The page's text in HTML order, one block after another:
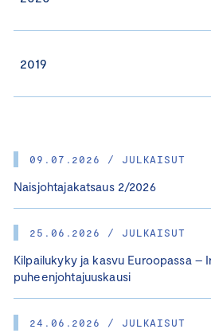
09.07.2026 / JULKAISUT
Naisjohtajakatsaus 2/2026
25.06.2026 / JULKAISUT
Kilpailukyky ja kasvu Euroopassa –
puheenjohtajuuskausi
24.06.2026 / JULKAISUT
2019